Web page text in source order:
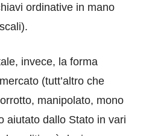
ordinative in mano
invece, la forma
(tutt’altro che
manipolato, mono
aiutato dallo Stato in vari